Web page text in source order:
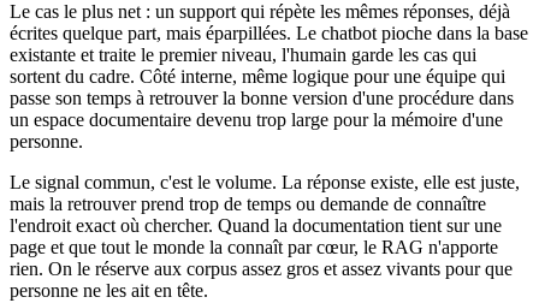
Le cas le plus net : un support qui répète les mêmes réponses, déjà
écrites quelque part, mais éparpillées. Le chatbot pioche dans la base
existante et traite le premier niveau, l'humain garde les cas qui
sortent du cadre. Côté interne, même logique pour une équipe qui
passe son temps à retrouver la bonne version d'une procédure dans
un espace documentaire devenu trop large pour la mémoire d'une
personne.
Le signal commun, c'est le volume. La réponse existe, elle est juste,
mais la retrouver prend trop de temps ou demande de connaître
l'endroit exact où chercher. Quand la documentation tient sur une
page et que tout le monde la connaît par cœur, le RAG n'apporte
rien. On le réserve aux corpus assez gros et assez vivants pour que
personne ne les ait en tête.